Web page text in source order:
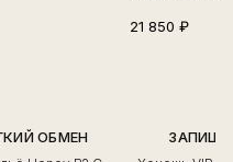
21 850 ₽
ОБМЕН